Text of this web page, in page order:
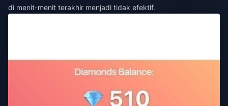
di menit-menit terakhir menjadi tidak efektif.